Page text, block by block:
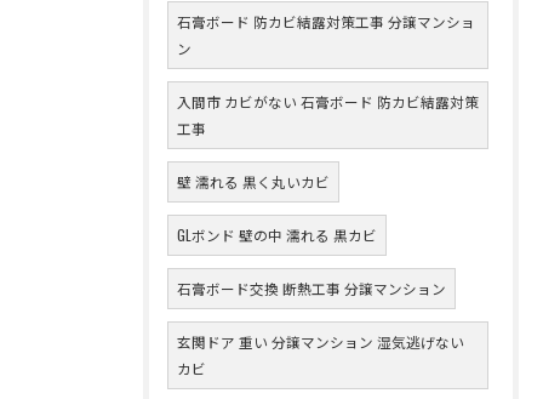
石膏ボード 防カビ結露対策工事 分譲マンショ
ン
入間市 カビがない 石膏ボード 防カビ結露対策
工事
壁 濡れる 黒く丸いカビ
GLボンド 壁の中 濡れる 黒カビ
石膏ボード交換 断熱工事 分譲マンション
玄関ドア 重い 分譲マンション 湿気逃げない
カビ